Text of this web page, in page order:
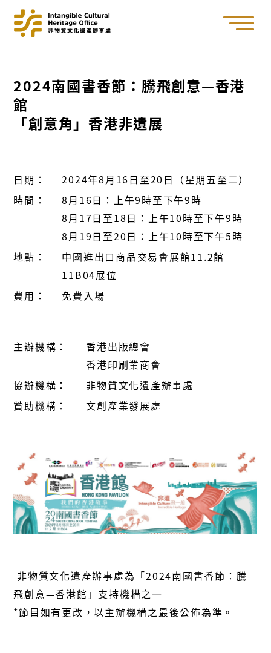
2024南國書香節：騰飛創意—香港
館
「創意角」香港非遺展
日期：
2024年8月16日至20日（星期五至二）
時間：
8月16日：上午9時至下午9時
8月17日至18日：上午10時至下午9時
8月19日至20日：上午10時至下午5時
地點：
中國進出口商品交易會展館11.2館
11B04展位
費用：
免費入場
主辦機構：
香港出版總會
香港印刷業商會
協辦機構：
非物質文化遺產辦事處
贊助機構：
文創產業發展處
非物質文化遺產辦事處為「2024南國書香節 ：騰
飛創意—香港館」支持機構之一
*節目如有更改，以主辦機構之最後公佈為準。